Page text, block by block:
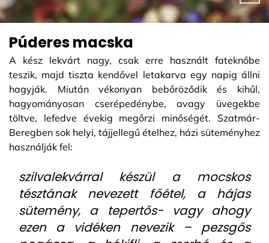
Púderes macska
A kész lekvárt nagy, csak erre használt fateknőbe
teszik, majd tiszta kendővel letakarva egy napig állni
hagyják. Miután vékonyan bebőröződik és kihűl,
hagyományosan cserépedénybe, avagy üvegekbe
töltve, lefedve évekig megőrzi minőségét. Szatmár-
Beregben sok helyi, tájjellegű ételhez, házi süteményhez
használják fel:
szilvalekvárral készül a mocskos
tésztának nevezett főétel, a hájas
sütemény, a tepertős- vagy ahogy
ezen a vidéken nevezik – pezsgős